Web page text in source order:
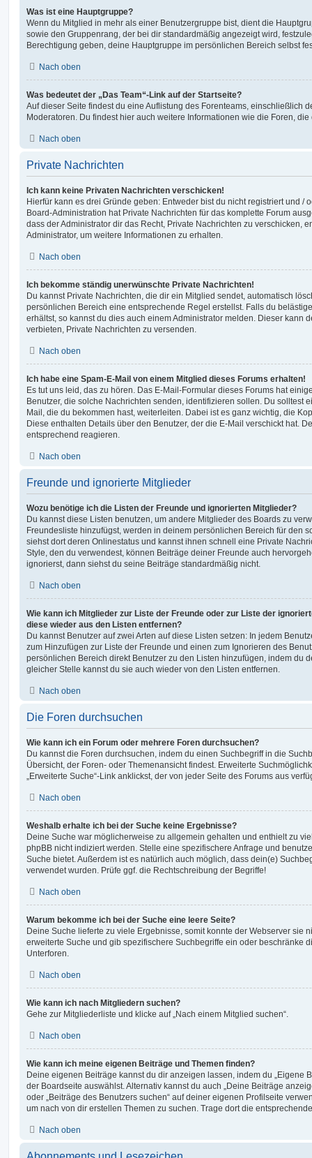
Was ist eine Hauptgruppe?
Wenn du Mitglied in mehr als einer Benutzergruppe bist, dient die
sowie den Gruppenrang, der bei dir standardmäßig angezeigt wird,
Berechtigung geben, deine Hauptgruppe im persönlichen Bereich selbst
Nach oben
Was bedeutet der „Das Team“-Link auf der Startseite?
Auf dieser Seite findest du eine Auflistung des Forenteams, einschließlich
Moderatoren. Du findest hier auch weitere Informationen wie die Foren,
Nach oben
Private Nachrichten
Ich kann keine Privaten Nachrichten verschicken!
Hierfür kann es drei Gründe geben: Entweder bist du nicht registriert und /
Board-Administration hat Private Nachrichten für das komplette Forum
dass der Administrator dir das Recht, Private Nachrichten zu verschicken,
Administrator, um weitere Informationen zu erhalten.
Nach oben
Ich bekomme ständig unerwünschte Private Nachrichten!
Du kannst Private Nachrichten, die dir ein Mitglied sendet, automatisch
persönlichen Bereich eine entsprechende Regel erstellst. Falls du
erhältst, so kannst du dies auch einem Administrator melden. Dieser kann
verbieten, Private Nachrichten zu versenden.
Nach oben
Ich habe eine Spam-E-Mail von einem Mitglied dieses Forums erhalten!
Es tut uns leid, das zu hören. Das E-Mail-Formular dieses Forums hat
Benutzer, die solche Nachrichten senden, identifizieren sollen. Du solltest
Mail, die du bekommen hast, weiterleiten. Dabei ist es ganz wichtig, die
Diese enthalten Details über den Benutzer, der die E-Mail verschickt hat.
entsprechend reagieren.
Nach oben
Freunde und ignorierte Mitglieder
Wozu benötige ich die Listen der Freunde und ignorierten Mitglieder?
Du kannst diese Listen benutzen, um andere Mitglieder des Boards zu
Freundesliste hinzufügst, werden in deinem persönlichen Bereich für den
siehst dort deren Onlinestatus und kannst ihnen schnell eine Private
Style, den du verwendest, können Beiträge deiner Freunde auch
ignorierst, dann siehst du seine Beiträge standardmäßig nicht.
Nach oben
Wie kann ich Mitglieder zur Liste der Freunde oder zur Liste der
diese wieder aus den Listen entfernen?
Du kannst Benutzer auf zwei Arten auf diese Listen setzen: In jedem
zum Hinzufügen zur Liste der Freunde und einen zum Ignorieren des
persönlichen Bereich direkt Benutzer zu den Listen hinzufügen, indem du
gleicher Stelle kannst du sie auch wieder von den Listen entfernen.
Nach oben
Die Foren durchsuchen
Wie kann ich ein Forum oder mehrere Foren durchsuchen?
Du kannst die Foren durchsuchen, indem du einen Suchbegriff in die
Übersicht, der Foren- oder Themenansicht findest. Erweiterte
„Erweiterte Suche“-Link anklickst, der von jeder Seite des Forums aus
Nach oben
Weshalb erhalte ich bei der Suche keine Ergebnisse?
Deine Suche war möglicherweise zu allgemein gehalten und enthielt zu
phpBB nicht indiziert werden. Stelle eine spezifischere Anfrage und
Suche bietet. Außerdem ist es natürlich auch möglich, dass dein(e)
verwendet wurden. Prüfe ggf. die Rechtschreibung der Begriffe!
Nach oben
Warum bekomme ich bei der Suche eine leere Seite?
Deine Suche lieferte zu viele Ergebnisse, somit konnte der Webserver sie
erweiterte Suche und gib spezifischere Suchbegriffe ein oder beschränke
Unterforen.
Nach oben
Wie kann ich nach Mitgliedern suchen?
Gehe zur Mitgliederliste und klicke auf „Nach einem Mitglied suchen“.
Nach oben
Wie kann ich meine eigenen Beiträge und Themen finden?
Deine eigenen Beiträge kannst du dir anzeigen lassen, indem du „Eigene
der Boardseite auswählst. Alternativ kannst du auch „Deine Beiträge
oder „Beiträge des Benutzers suchen“ auf deiner eigenen Profilseite
um nach von dir erstellen Themen zu suchen. Trage dort die
Nach oben